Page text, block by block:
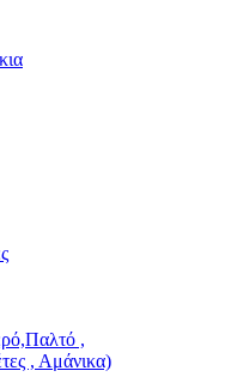
,
, Αμάνικα)